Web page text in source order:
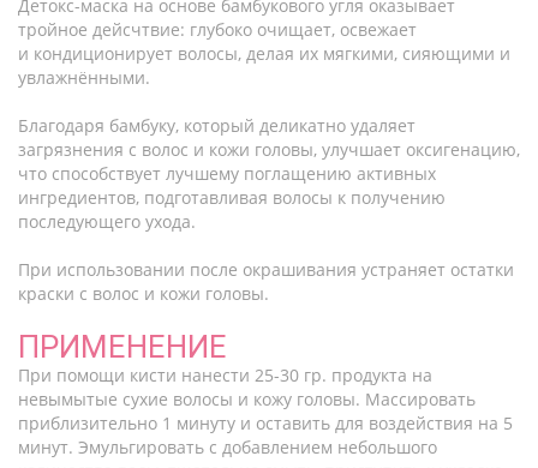
Детокс-маска на основе бамбукового угля оказывает
тройное дейсчтвие: глубоко очищает, освежает
и кондиционирует волосы, делая их мягкими, сияющими и
увлажнёнными.
Благодаря бамбуку, который деликатно удаляет
загрязнения с волос и кожи головы, улучшает оксигенацию,
что способствует лучшему поглащению активных
ингредиентов, подготавливая волосы к получению
последующего ухода.
При использовании после окрашивания устраняет остатки
краски с волос и кожи головы.
ПРИМЕНЕНИЕ
При помощи кисти нанести 25-30 гр. продукта на
невымытые сухие волосы и кожу головы. Массировать
приблизительно 1 минуту и оставить для воздействия на 5
минут. Эмульгировать с добавлением небольшого